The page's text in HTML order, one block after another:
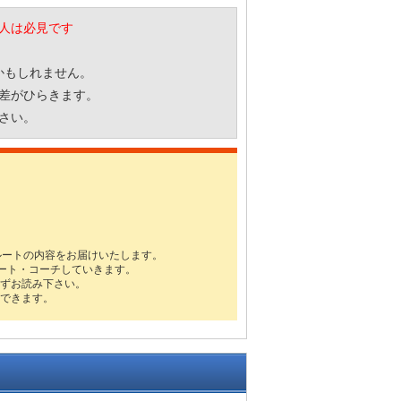
は必見です
しれません。
がひらきます。
い。
トの内容をお届けいたします。
・コーチしていきます。
お読み下さい。
きます。